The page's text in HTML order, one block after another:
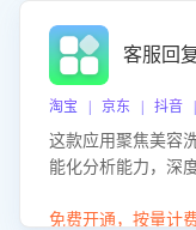
客服回
淘宝 | 京东 | 抖音
这款应用聚焦美容
能化分析能力，深
答的有效性与完整
免费开通，按量计